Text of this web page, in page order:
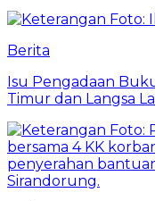
Berita
Isu Pengadaan
Timur dan Langsa